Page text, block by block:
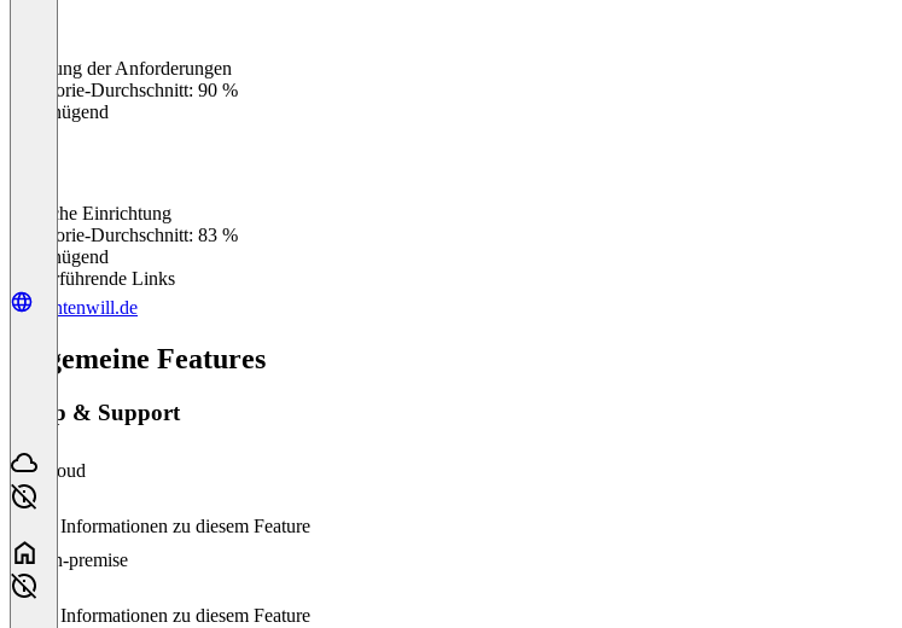
Erfüllung der Anforderungen
Kategorie-Durchschnitt: 90 %
Ungenügend
Einfache Einrichtung
Kategorie-Durchschnitt: 83 %
Ungenügend
Weiterführende Links
dontenwill.de
Allgemeine Features
Setup & Support
Cloud
Keine Informationen zu diesem Feature
On-premise
Keine Informationen zu diesem Feature